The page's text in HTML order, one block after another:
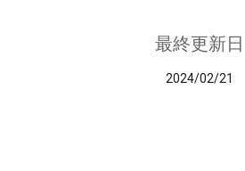
最終更新日
2024/02/21